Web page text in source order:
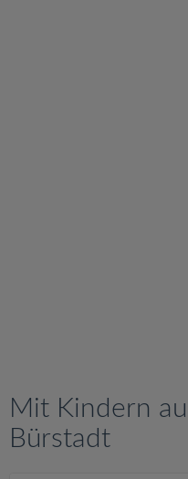
Mit Kindern
Bürstadt
n